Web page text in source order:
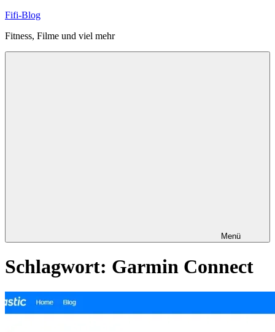
Zum
springen
Fifi-Blog
Fitness, Filme und viel mehr
Menü
Schlagwort: Garmin Connect